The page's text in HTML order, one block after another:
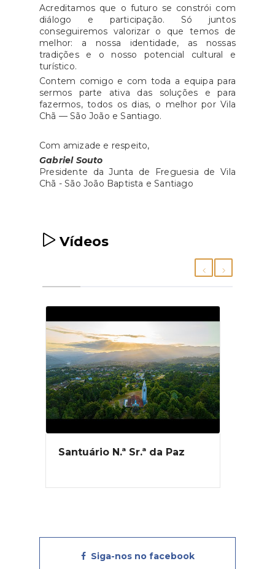
Acreditamos que o futuro se constrói com
diálogo e participação. Só juntos
conseguiremos valorizar o que temos de
melhor: a nossa identidade, as nossas
tradições e o nosso potencial cultural e
turístico.
Contem comigo e com toda a equipa para
sermos parte ativa das soluções e para
fazermos, todos os dias, o melhor por Vila
Chã — São João e Santiago.
Com amizade e respeito,
Gabriel Souto
Presidente da Junta de Freguesia de Vila
Chã - São João Baptista e Santiago
Vídeos
Santuário N.ª Sr.ª da Paz
Siga-nos no facebook